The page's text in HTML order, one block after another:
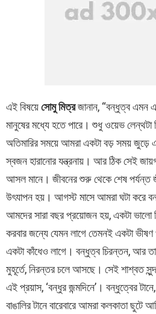
এই বিষয়েসোমু মিত্রজানান, “বন্ধুত্ব এমন
মানুষের মধ্যে হতে পারে। শুধু ওয়েভ
অতিমারির সময়ে আমরা একটা বড় সময় জুড়ে
স্বজন হারানোর যন্ত্রনায়। আর ঠিক সেই
আসল মানে। জীবনের শুরু থেকে শেষ পর্যন্ত
উৎযাপন হয়। আগস্ট মাসে আমরা ঘটা করে
আমদের সারা বছর প্রয়োজন হয়, একটা ভালো
করবার জন্যে যেমন লাগে তেমনই একটা ভীষণ
একটা কাঁধেও লাগে। বন্ধুত্ব চিরন্তন, আর
মুহূর্তে, নিরন্তর চলে আসছে। সেই শাশ্বত
এই প্রয়াস, ‘বন্ধুর জন্মদিনে’। বন্ধুত্বের
বাঙালির টানে বারেবারে আমরা কলকাতা ছুটে